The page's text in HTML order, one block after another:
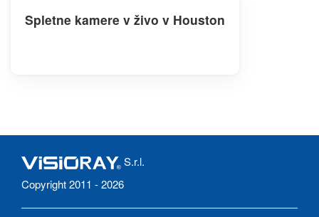
Spletne kamere v živo v Houston
S.r.l.
Copyright 2011 - 2026